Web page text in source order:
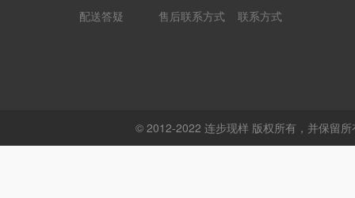
配送答疑
售后联系方式
联系方式
© 2012-2022 连步现样 版权所有，并保留